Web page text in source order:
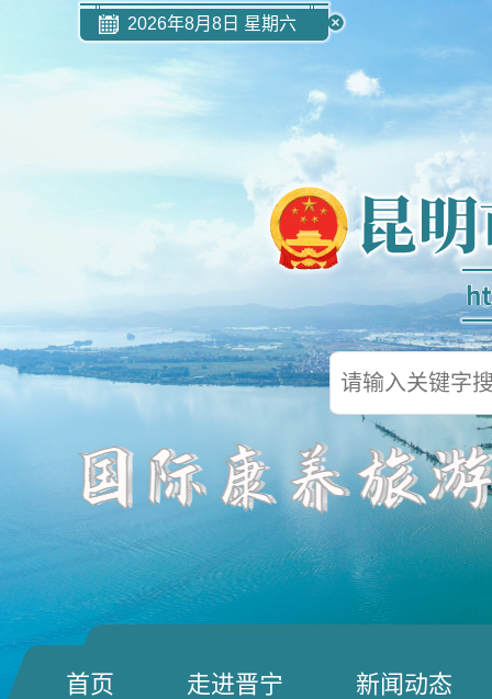
2026年8月8日 星期六
首页 走进晋宁 新闻动态